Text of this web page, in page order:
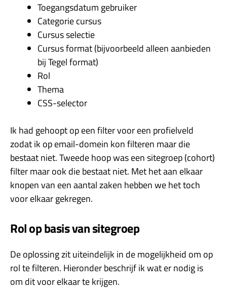
Toegangsdatum gebruiker
Categorie cursus
Cursus selectie
Cursus format (bijvoorbeeld alleen aanbieden
bij Tegel format)
Rol
Thema
CSS-selector
Ik had gehoopt op een filter voor een profielveld
zodat ik op email-domein kon filteren maar die
bestaat niet. Tweede hoop was een sitegroep (cohort)
filter maar ook die bestaat niet. Met het aan elkaar
knopen van een aantal zaken hebben we het toch
voor elkaar gekregen.
Rol op basis van sitegroep
De oplossing zit uiteindelijk in de mogelijkheid om op
rol te filteren. Hieronder beschrijf ik wat er nodig is
om dit voor elkaar te krijgen.